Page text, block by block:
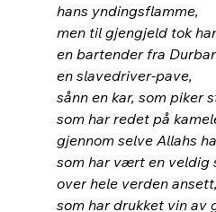
hans yndingsflamme,
men til gjengjeld tok
en bartender fra
en slavedriver-pave,
sånn en kar, som piker
som har redet på
gjennom selve Allahs
som har vært en veldig
over hele verden ansett,
som har drukket vin av